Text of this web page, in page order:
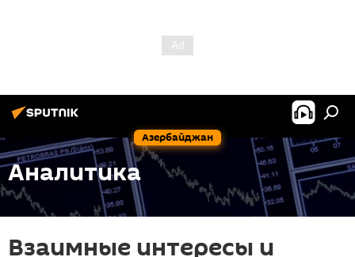
Азербайджан
Аналитика
Взаимные интересы и